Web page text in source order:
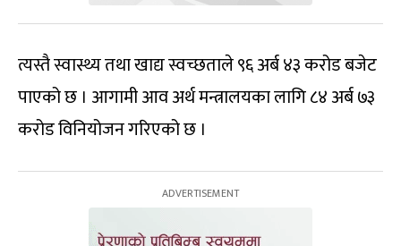
त्यस्तै स्वास्थ्य तथा खाद्य स्वच्छताले ९६ अर्ब ४३ करोड बजेट
पाएको छ । आगामी आव अर्थ मन्त्रालयका लागि ८४ अर्ब ७३
करोड विनियोजन गरिएको छ ।